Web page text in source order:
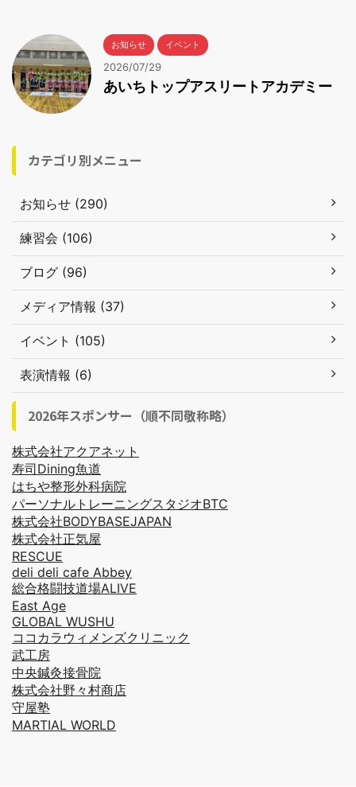
お知らせ イベント
2026/07/29
あいちトップアスリートアカデミー
カテゴリ別メニュー
お知らせ (290)
練習会 (106)
ブログ (96)
メディア情報 (37)
イベント (105)
表演情報 (6)
2026年スポンサー（順不同敬称略）
株式会社アクアネット
寿司Dining魚道
はちや整形外科病院
パーソナルトレーニングスタジオBTC
株式会社BODYBASEJAPAN
株式会社正気屋
RESCUE
deli deli cafe Abbey
総合格闘技道場ALIVE
East Age
GLOBAL WUSHU
ココカラウィメンズクリニック
武工房
中央鍼灸接骨院
株式会社野々村商店
守屋塾
MARTIAL WORLD